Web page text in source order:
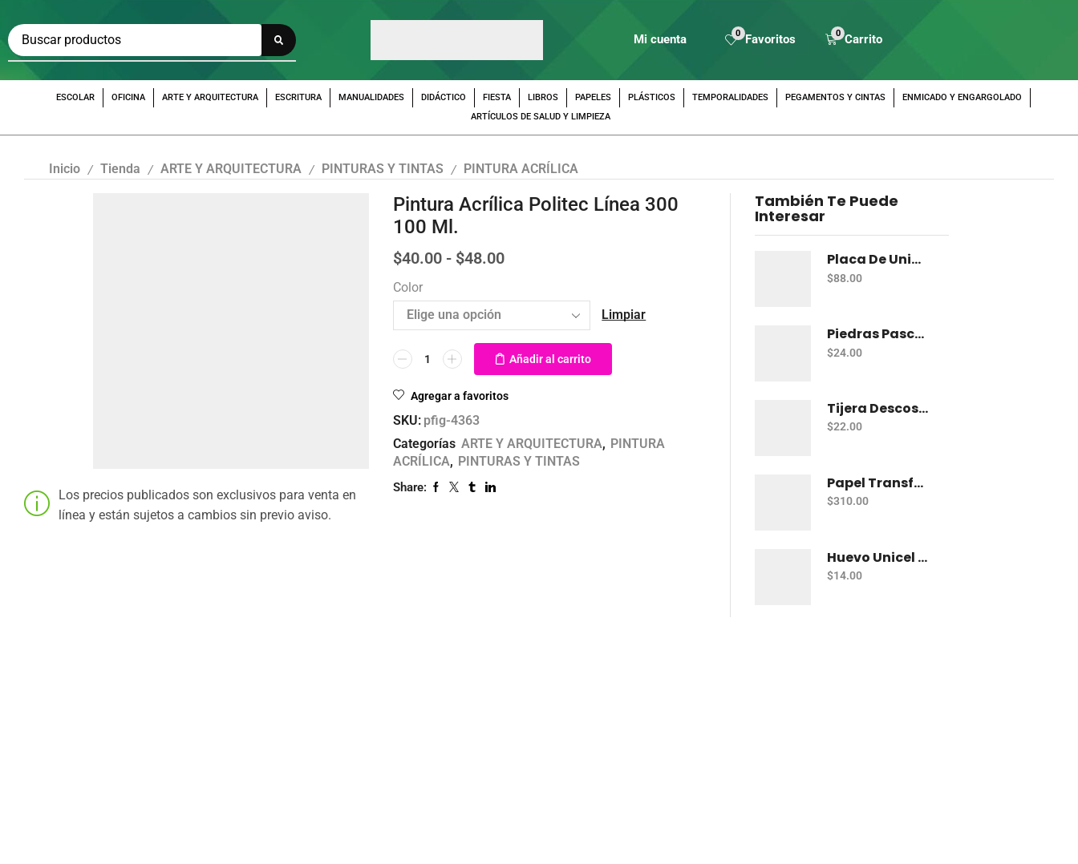
Mi cuenta 0 Favoritos 0 Carrito
ESCOLAR OFICINA ARTE Y ARQUITECTURA ESCRITURA MANUALIDADES DIDÁCTICO FIESTA LIBROS PAPELES PLÁSTICOS TEMPORALIDADES PEGAMENTOS Y CINTAS
ENMICADO Y ENGARGOLADO
ARTÍCULOS DE SALUD Y LIMPIEZA
Inicio / Tienda / ARTE Y ARQUITECTURA / PINTURAS Y TINTAS / PINTURA ACRÍLICA
Los precios publicados son exclusivos para venta en
línea y están sujetos a cambios sin previo aviso.
Pintura Acrílica Politec Línea 300
100 Ml.
$40.00 - $48.00
Color
Limpiar
Añadir al carrito
Agregar a favoritos
SKU: pfig-4363
Categorías ARTE Y ARQUITECTURA, PINTURA
ACRÍLICA, PINTURAS Y TINTAS
Share:
También Te Puede
Interesar
Placa De Unicel Naviempaques 100X100X2 Cm
$88.00
Piedras Pascua Flor Surtido 2Gpa
$24.00
Tijera Descosedora Pascua Mango Plastico
$22.00
Papel Transfer Kronaline Tr305 Telas Obscuras Con 10
$310.00
Huevo Unicel 10 Cm
$14.00